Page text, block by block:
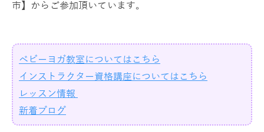
市】からご参加頂いています。
ベビーヨガ教室についてはこちら
インストラクター資格講座についてはこちら
レッスン情報
新着ブログ